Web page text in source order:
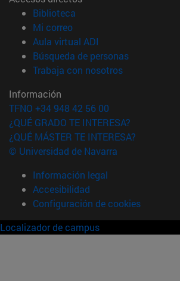
Biblioteca
Mi correo(abre en nueva ventana)
Aula virtual ADI
Búsqueda de personas(abre en
Trabaja con nosotros(abre en
Información
TFNO +34 948 42 56 00
¿QUÉ GRADO TE INTERESA?
¿QUÉ MÁSTER TE INTERESA?
© Universidad de Navarra
Información legal
Accesibilidad
Configuración de cookies
Localizador de campus